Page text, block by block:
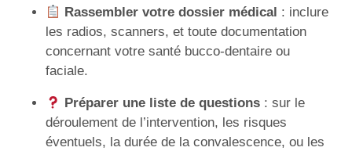
Rassembler votre dossier médical : inclure
les radios, scanners, et toute documentation
concernant votre santé bucco-dentaire ou
faciale.
Préparer une liste de questions : sur le
déroulement de l’intervention, les risques
éventuels, la durée de la convalescence, ou les